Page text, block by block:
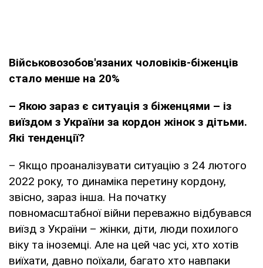
Військовозобов'язаних чоловіків-біженців
стало менше на 20%
– Якою зараз є ситуація з біженцями – із
виїздом з України за кордон жінок з дітьми.
Які тенденції?
– Якщо проаналізувати ситуацію з 24 лютого
2022 року, то динаміка перетину кордону,
звісно, зараз інша. На початку
повномасштабної війни переважно відбувався
виїзд з України – жінки, діти, люди похилого
віку та іноземці. Але на цей час усі, хто хотів
виїхати, давно поїхали, багато хто навпаки